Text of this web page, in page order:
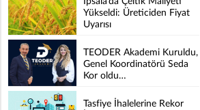
Yükseldi: Üreticiden Fiyat
Uyarısı
TEODER Akademi Kuruldu,
Genel Koordinatörü Seda
Kor oldu…
Tasfiye İhalelerine Rekor